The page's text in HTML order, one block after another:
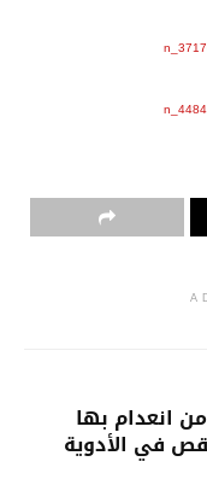
انعدام بها
في الأدوية